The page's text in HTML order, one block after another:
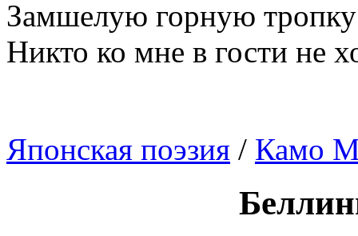
Замшелую горную
Никто ко мне в гости не
Японская поэзия / Камо